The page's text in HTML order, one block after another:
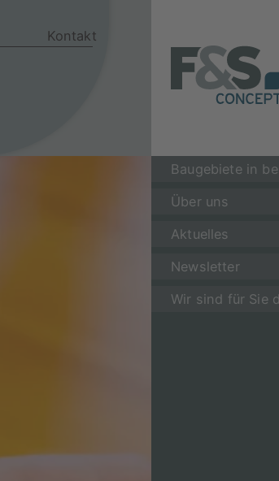
Kontakt
Baugebiete in
Über uns
Aktuelles
Newsletter
Wir sind für Sie